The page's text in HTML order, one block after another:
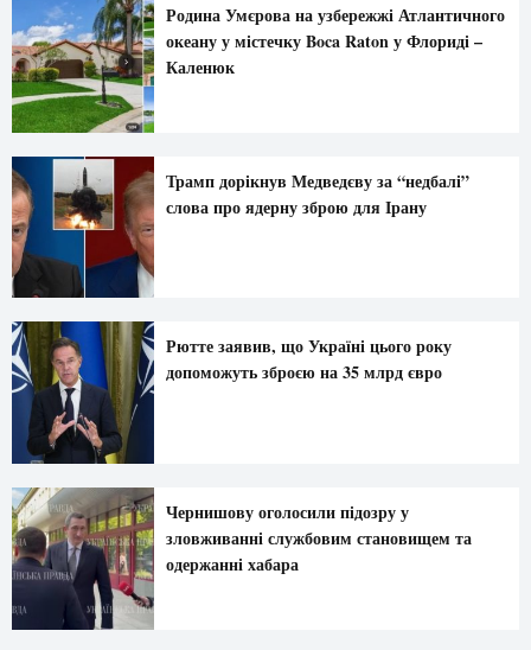
Родина Умєрова на узбережжі Атлантичного
океану у містечку Boca Raton у Флориді –
Каленюк
Трамп дорікнув Медведєву за “недбалі”
слова про ядерну зброю для Ірану
Рютте заявив, що Україні цього року
допоможуть зброєю на 35 млрд євро
Чернишову оголосили підозру у
зловживанні службовим становищем та
одержанні хабара